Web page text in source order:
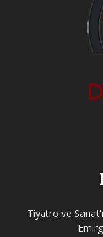
Tiyatro ve